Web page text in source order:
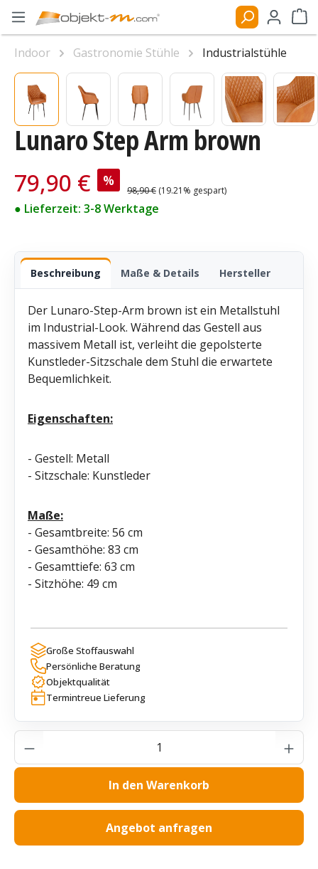
Zum Hauptinhalt springen
Lunaro Step Arm brown
Verkaufspreis:
79,90 € %
Regulärer Preis:
98,90 € (19.21% gespart)
● Lieferzeit: 3-8 Werktage
Beschreibung Maße & Details Hersteller
Der Lunaro-Step-Arm brown ist ein Metallstuhl
im Industrial-Look. Während das Gestell aus
massivem Metall ist, verleiht die gepolsterte
Kunstleder-Sitzschale dem Stuhl die erwartete
Bequemlichkeit.
Eigenschaften:
- Gestell: Metall
- Sitzschale: Kunstleder
Maße:
- Gesamtbreite: 56 cm
- Gesamthöhe: 83 cm
- Gesamttiefe: 63 cm
- Sitzhöhe: 49 cm
Große Stoffauswahl
Persönliche Beratung
Objektqualität
Termintreue Lieferung
Produkt Anzahl: Gib den gewünschten
In den Warenkorb
Angebot anfragen
Indoor Gastronomie Stühle
Industrialstühle
Bildergalerie überspringen